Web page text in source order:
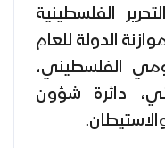
الفلسطينية
الدولة للعام
الفلسطيني،
دائرة شؤون